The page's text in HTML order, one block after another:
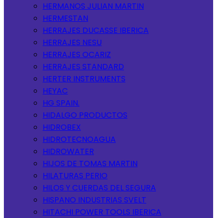
HERMANOS JULIAN MARTIN
HERMESTAN
HERRAJES DUCASSE IBERICA
HERRAJES NESU
HERRAJES OCARIZ
HERRAJES STANDARD
HERTER INSTRUMENTS
HEYAC
HG SPAIN.
HIDALGO PRODUCTOS
HIDROBEX
HIDROTECNOAGUA
HIDROWATER
HIJOS DE TOMAS MARTIN
HILATURAS PERIO
HILOS Y CUERDAS DEL SEGURA
HISPANO INDUSTRIAS SVELT
HITACHI POWER TOOLS IBERICA